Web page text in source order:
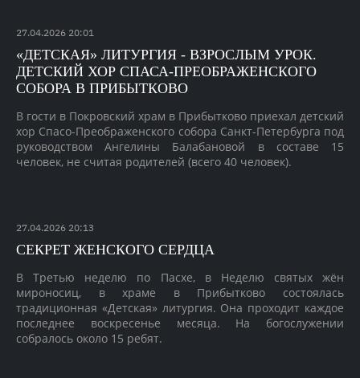
27.04.2026 20:13
СЕКРЕТ ЖЕНСКОГО СЕРДЦА
В Третью неделю по Пасхе, в Неделю святых жён
мироносиц, в храме в Прибытково состоялась
традиционная «Детская» литургия. Она проходит каждое
последнее воскресенье месяца. На богослужении
собралось около 15 ребят.
27.04.2026 20:01
«ДЕТСКАЯ» ЛИТУРГИЯ - ВЗРОСЛЫМ УРОК.
ДЕТСКИЙ ХОР СПАСА-ПРЕОБРАЖЕНСКОГО
СОБОРА В ПРИБЫТКОВО
В гости в Покровский храм в Прибытково приехал детский
хор Спасо-Преображенского собора Санкт-Петербурга под
руководством Ангелины Балабановой в составе 15
человек, не считая родителей (всего 40 человек).